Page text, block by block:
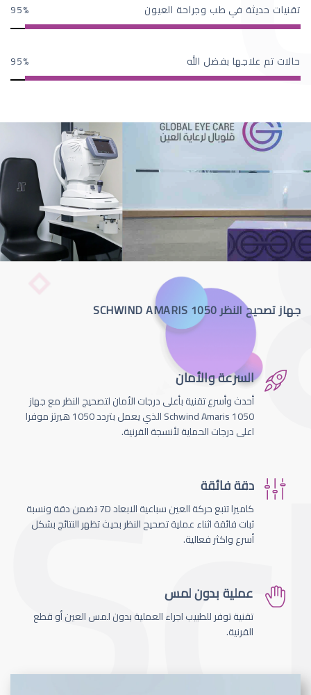
تقنيات حديثة في طب وجراحة العيون 95
حالات تم علاجها بفضل الله 95
جهاز تصحيح النظر SCHWIND AMARIS 1050
السرعة والأمان
أحدث وأسرع تقنية بأعلى درجات الأمان لتصحيج النظر مع جهاز
Schwind Amaris 1050 الذي يعمل بتردد 1050 هيرتز موفرا
اعلى درجات الحماية لأنسجة القرنية.
دقة فائقة
كاميرا تتبع حركة العين سباعية الابعاد 7D تضمن دقة ونسبة
ثبات فائقة اثناء عملية تصحيح النظر بحيث تظهر النتائج بشكل
أسرع واكثر فعالية.
عملية بدون لمس
تقنية توفر للطبيب اجراء العملية بدون لمس العين أو قطع
القرنية.